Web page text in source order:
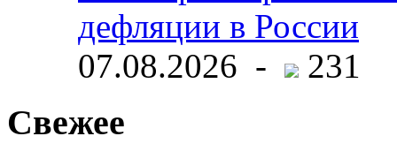
дефляции в России
07.08.2026 -
231
Свежее